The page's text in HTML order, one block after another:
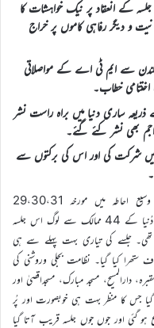
کے انعقاد پر نیک خواہشات کا
و دیگر رفاہی کاموں پر خراج
کا لندن سے ایم ٹی اے کے مواصلاتی
خطاب۔
ساری دنیا میں براہ راست نشر
بھی نشر کئے گئے۔
میں شرکت کی اور اس کی برکتوں سے
الحمد للہ کہ جلسہ سالانہ قادیان بوستان احمدکے وسیع احاطہ میں مورخہ 29،30،31
دسمبر2017 ءکو منعقد ہوکر بخیر وخوبی اختتام پذیر ہوا۔ دُنیا کے 44 ممالک سے لوگ اس جلسہ
جلسے کی تیاری بہت پہلے سے ہی
کیا گیا۔ نظامت بجلی وروشنی کی
دارالمسیح، مسجد مبارک، مسجداقصیٰ اور
گیا جس کا منظر بہت ہی خوبصورت اور پُر
گئی اور جوں جوں جلسہ قریب آتا گیا